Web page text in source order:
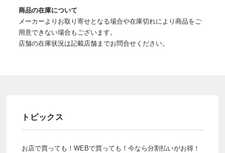
商品の在庫について
メーカーよりお取り寄せとなる場合や在庫切れにより商品をご
用意できない場合もございます。
店舗の在庫状況は記載店舗までお問合せください。
トピックス
お店で買っても！WEBで買っても！今なら分割払いがお得！